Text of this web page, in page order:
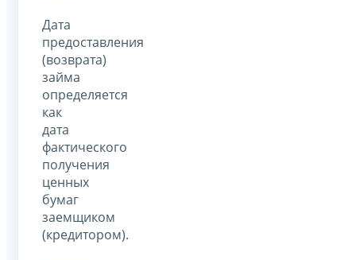
Дата
предоставления
(возврата)
займа
определяется
как
дата
фактического
получения
ценных
бумаг
заемщиком
(кредитором).